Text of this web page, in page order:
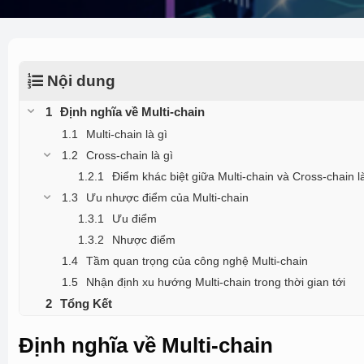
Nội dung
Định nghĩa về Multi-chain
Multi-chain là gì
Cross-chain là gì
Điểm khác biệt giữa Multi-chain và Cross-chain
Ưu nhược điểm của Multi-chain
Ưu điểm
Nhược điểm
Tầm quan trọng của công nghệ Multi-chain
Nhận định xu hướng Multi-chain trong thời gian tới
Tổng Kết
Định nghĩa về Multi-chain